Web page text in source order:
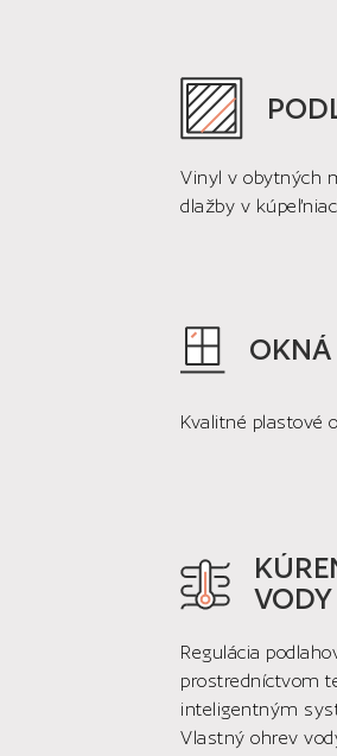
Vinyl v obytných
dlažby v
OKNÁ
Kvalitné plastové
VODY
Regulácia
prostredníctvom
inteligentným
Vlastný ohrev